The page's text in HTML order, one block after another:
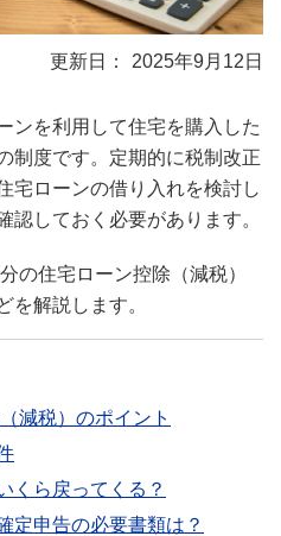
2025年9月12日
ンを利用して住宅を購入した
制度です。定期的に税制改正
宅ローンの借り入れを検討し
認しておく必要があります。
の住宅ローン控除（減税）
を解説します。
減税）のポイント
くら戻ってくる？
定申告の必要書類は？